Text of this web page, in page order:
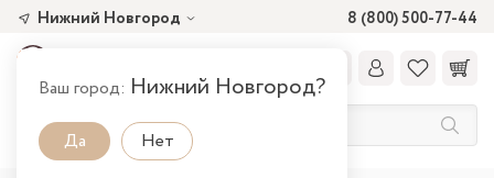
8 (800) 500-77-44
Нижний Новгород
Ваш город: Нижний Новгород?
Да Нет